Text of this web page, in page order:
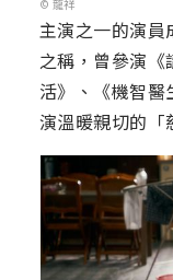
© 龍祥
主演之一的演員
之稱，曾參演
活》、《機智
演溫暖親切的「